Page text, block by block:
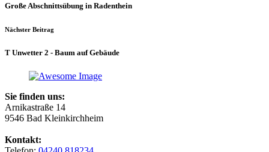
Große Abschnittsübung in Radenthein
Nächster Beitrag
T Unwetter 2 - Baum auf Gebäude
Sie finden uns:
Arnikastraße 14
9546 Bad Kleinkirchheim
Kontakt: